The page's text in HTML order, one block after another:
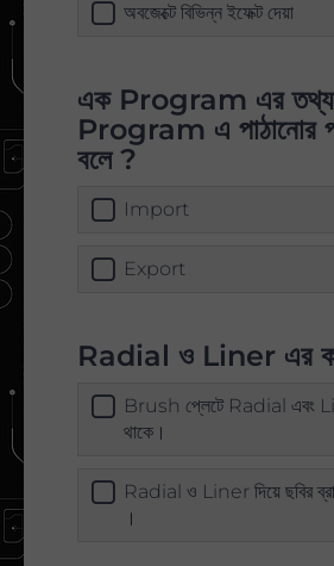
অবজেক্টে বিভিন্ন ইফেক্ট দেয়া
এক Program এর
Program এ পাঠানোর
বলে ?
Import
Export
Radial ও Liner এর
Brush প্লেটে Radial এবং
থাকে।
Radial ও Liner দিয়ে ছবির
।